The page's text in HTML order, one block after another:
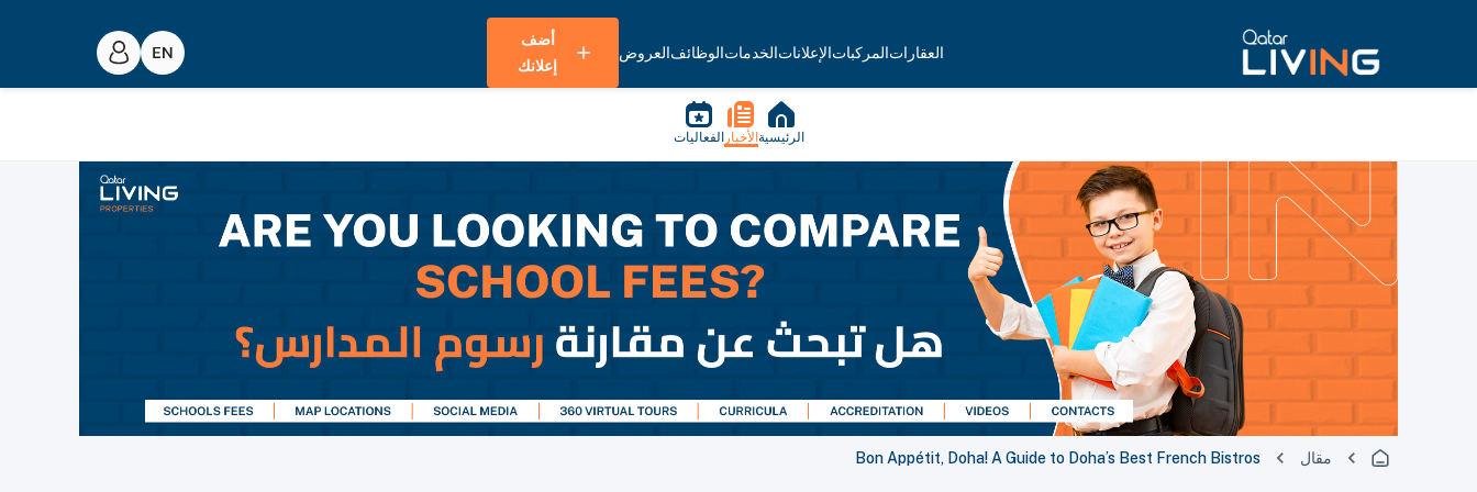
العقاراتالمركباتالإعلاناتالخدماتالوظائفالعروض
أضف
إعلانك
الرئيسية الأخبار الفعاليات
مقال Bon Appétit, Doha! A Guide to Doha’s Best French Bistros